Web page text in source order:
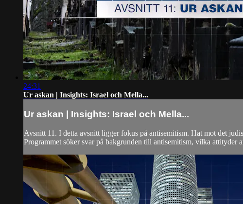
24:31
Ur askan | Insights: Israel och Mella...
Ur askan | Insights: Israel och Mella...
Avsnitt 11. I detta avsnitt ligger fokus på antisemitism. Hat mot det
Programmet söker svar på bakgrunden till antisemitism, vilka attityder